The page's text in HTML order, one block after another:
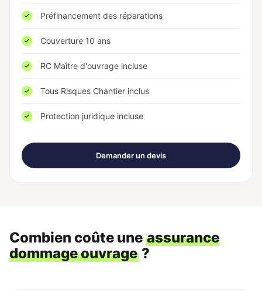
Préfinancement des réparations
Couverture 10 ans
RC Maître d'ouvrage incluse
Tous Risques Chantier inclus
Protection juridique incluse
Demander un devis
Combien coûte une assurance
dommage ouvrage ?